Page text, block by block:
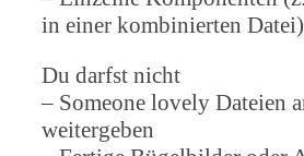
in einer kombinierten Datei)
Du darfst nicht
– Someone lovely Dateien
weitergeben